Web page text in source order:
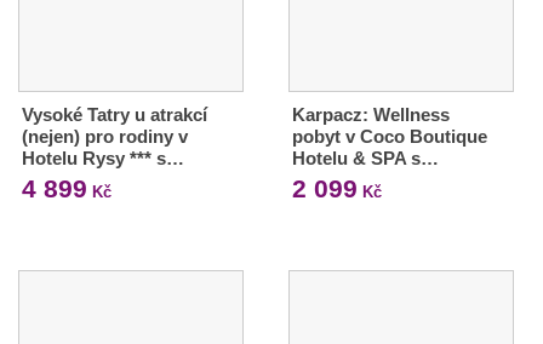
Vysoké Tatry u atrakcí
(nejen) pro rodiny v
Hotelu Rysy *** s…
4 899 Kč
Karpacz: Wellness
pobyt v Coco Boutique
Hotelu & SPA s…
2 099 Kč